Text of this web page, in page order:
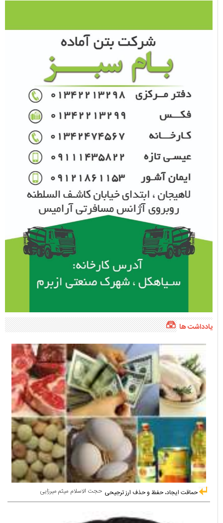
یادداشت ها
حجت الاسلام میثم میرزایی حماقت ایجاد، حفظ و حذف ارز ترجیحی